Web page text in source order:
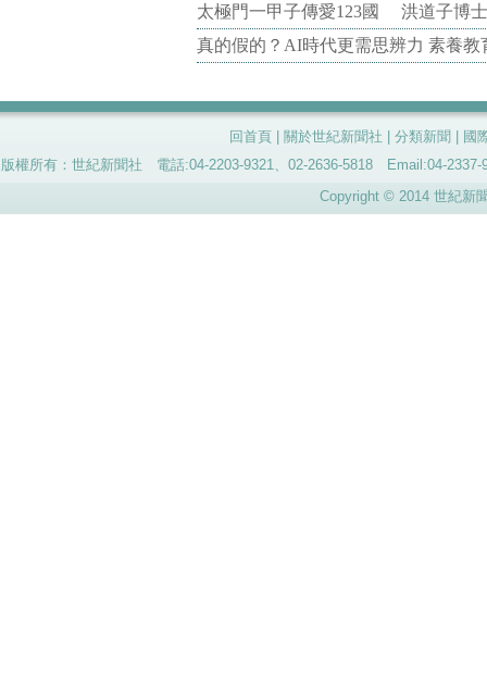
太極門一甲子傳愛123國 洪道子博
真的假的？AI時代更需思辨力 素養
回首頁 關於世紀新聞社 分類新聞
國
版權所有：世紀新聞社 電話:04-2203-9321、02-2636-5818 Email:04-
Copyright © 2014 世紀新